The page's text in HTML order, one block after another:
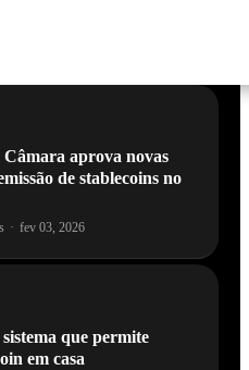
Câmara aprova novas
de stablecoins no
· fev 03, 2026
que permite
em casa